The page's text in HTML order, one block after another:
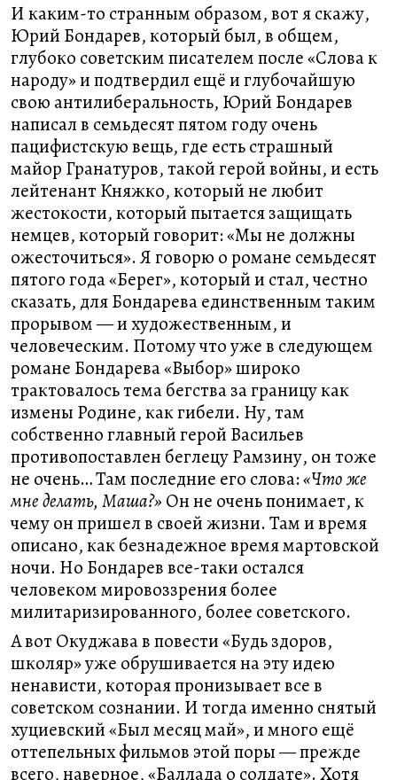
И каким-то странным образом, вот я скажу,
Юрий Бондарев, который был, в общем,
глубоко советским писателем после «Слова к
народу» и подтвердил ещё и глубочайшую
свою антилиберальность, Юрий Бондарев
написал в семьдесят пятом году очень
пацифистскую вещь, где есть страшный
майор Гранатуров, такой герой войны, и есть
лейтенант Княжко, который не любит
жестокости, который пытается защищать
немцев, который говорит: «Мы не должны
ожесточиться». Я говорю о романе семьдесят
пятого года «Берег», который и стал, честно
сказать, для Бондарева единственным таким
прорывом — и художественным, и
человеческим. Потому что уже в следующем
романе Бондарева «Выбор» широко
трактовалось тема бегства за границу как
измены Родине, как гибели. Ну, там
собственно главный герой Васильев
противопоставлен беглецу Рамзину, он тоже
не очень… Там последние его слова:«Что же
мне делать, Маша?» Он не очень понимает, к
чему он пришел в своей жизни. Там и время
описано, как безнадежное время мартовской
ночи. Но Бондарев все-таки остался
человеком мировоззрения более
милитаризированного, более советского.
А вот Окуджава в повести «Будь здоров,
школяр» уже обрушивается на эту идею
ненависти, которая пронизывает все в
советском сознании. И тогда именно снятый
хуциевский «Был месяц май», и много ещё
оттепельных фильмов этой поры — прежде
всего, наверное, «Баллада о солдате». Хотя